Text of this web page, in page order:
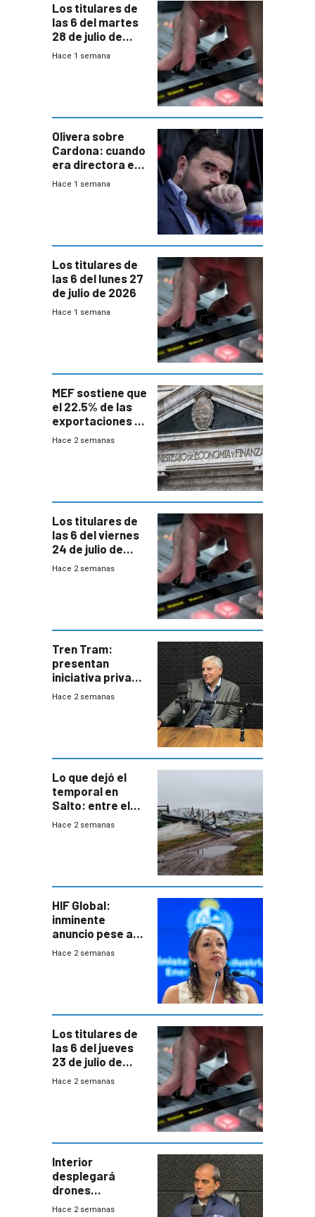
Los titulares de
las 6 del martes
28 de julio de
2026
Hace 1 semana
Olivera sobre
Cardona: cuando
era directora en
UTE “no era muy
Hace 1 semana
Los titulares de
las 6 del lunes 27
de julio de 2026
Hace 1 semana
MEF sostiene que
el 22.5% de las
exportaciones a
EE.UU se verán
Hace 2 semanas
Los titulares de
las 6 del viernes
24 de julio de
2026
Hace 2 semanas
Tren Tram:
presentan
iniciativa privada
para una red de
Hace 2 semanas
Lo que dejó el
temporal en
Salto: entre el
impacto
Hace 2 semanas
HIF Global:
inminente
anuncio pese a
declaración de
gobierno
Hace 2 semanas
Los titulares de
las 6 del jueves
23 de julio de
2026
Hace 2 semanas
Interior
desplegará
drones
autónomos para
Hace 2 semanas